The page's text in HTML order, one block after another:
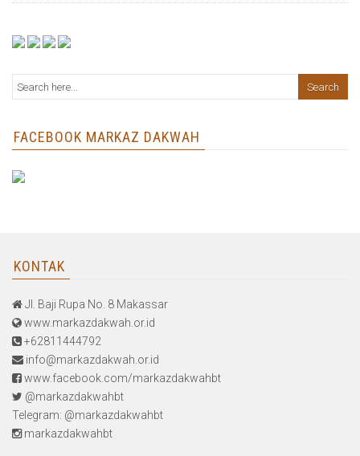
FACEBOOK MARKAZ DAKWAH
KONTAK
Jl. Baji Rupa No. 8 Makassar
www.markazdakwah.or.id
+62811444792
info@markazdakwah.or.id
www.facebook.com/markazdakwahbt
@markazdakwahbt
Telegram: @markazdakwahbt
markazdakwahbt